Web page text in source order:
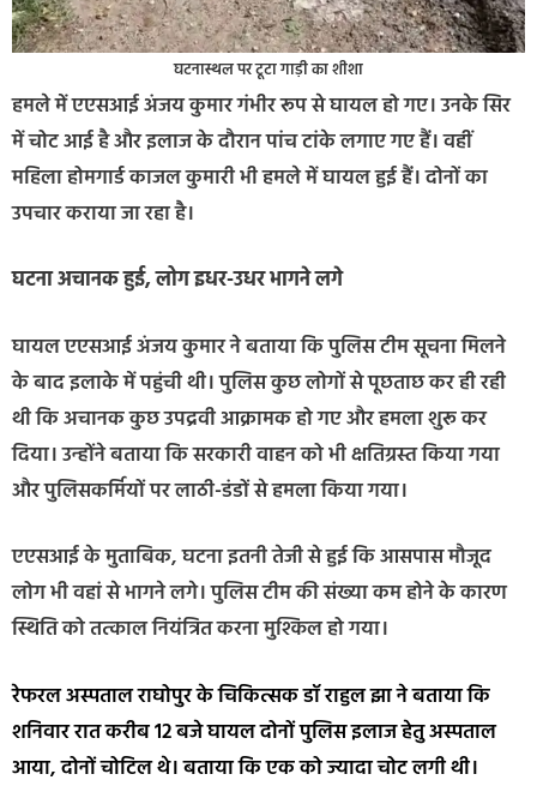
घटनास्थल पर टूटा गाड़ी का शीशा
हमले में एएसआई अंजय कुमार गंभीर रूप से घायल हो गए। उनके सिर
में चोट आई है और इलाज के दौरान पांच टांके लगाए गए हैं। वहीं
महिला होमगार्ड काजल कुमारी भी हमले में घायल हुई हैं। दोनों का
उपचार कराया जा रहा है।
घटना अचानक हुई, लोग इधर-उधर भागने लगे
घायल एएसआई अंजय कुमार ने बताया कि पुलिस टीम सूचना मिलने
के बाद इलाके में पहुंची थी। पुलिस कुछ लोगों से पूछताछ कर ही रही
थी कि अचानक कुछ उपद्रवी आक्रामक हो गए और हमला शुरू कर
दिया। उन्होंने बताया कि सरकारी वाहन को भी क्षतिग्रस्त किया गया
और पुलिसकर्मियों पर लाठी-डंडों से हमला किया गया।
एएसआई के मुताबिक, घटना इतनी तेजी से हुई कि आसपास मौजूद
लोग भी वहां से भागने लगे। पुलिस टीम की संख्या कम होने के कारण
स्थिति को तत्काल नियंत्रित करना मुश्किल हो गया।
रेफरल अस्पताल राघोपुर के चिकित्सक डॉ राहुल झा ने बताया कि
शनिवार रात करीब 12 बजे घायल दोनों पुलिस इलाज हेतु अस्पताल
आया, दोनों चोटिल थे। बताया कि एक को ज्यादा चोट लगी थी।